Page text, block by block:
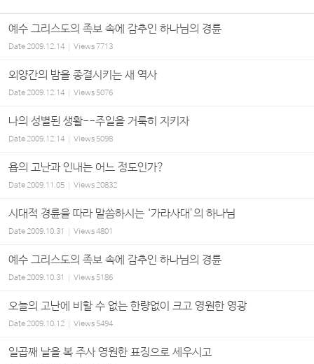
예수 그리스도의 족보 속에 감추인 하나님의 경륜
Date2009.12.14 Views7713
외양간의 밤을 종결시키는 새 역사
Date2009.12.14 Views 5076
나의 성별된 생활--주일을 거룩히 지키자
Date2009.12.14 Views 5098
욥의 고난과 인내는 어느 정도인가?
Date2009.11.05 Views20832
시대적 경륜을 따라 말씀하시는 ‘가라사대’의 하나님
Date2009.10.31 Views4801
예수 그리스도의 족보 속에 감추인 하나님의 경륜
Date2009.10.31 Views 5186
오늘의 고난에 비할 수 없는 한량없이 크고 영원한 영광
Date2009.10.12 Views 5494
일곱째 날을 복 주사 영원한 표징으로 세우시고